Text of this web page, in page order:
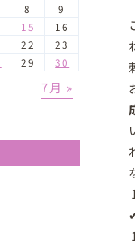
8
9
15
16
22
23
29 30
7月 »